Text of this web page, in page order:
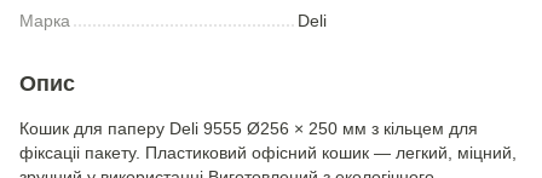
Марка Deli
Опис
Кошик для паперу Deli 9555 Ø256 × 250 мм з кільцем для
фіксаціі пакету. Пластиковий офісний кошик — легкий, міцний,